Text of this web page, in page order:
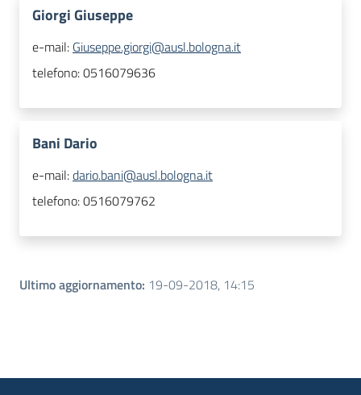
Giorgi Giuseppe
e-mail: Giuseppe.giorgi@ausl.bologna.it
telefono:0516079636
Bani Dario
e-mail:dario.bani@ausl.bologna.it
telefono:0516079762
Ultimo aggiornamento: 19-09-2018, 14:15